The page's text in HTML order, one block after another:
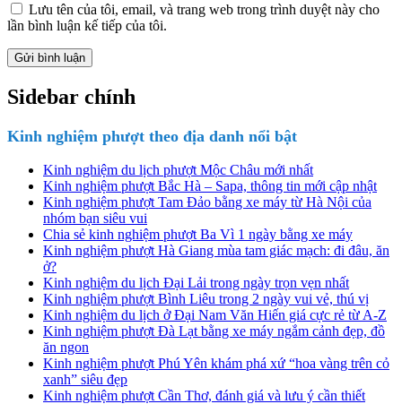
Lưu tên của tôi, email, và trang web trong trình duyệt này cho
lần bình luận kế tiếp của tôi.
Sidebar chính
Kinh nghiệm phượt theo địa danh nổi bật
Kinh nghiệm du lịch phượt Mộc Châu mới nhất
Kinh nghiệm phượt Bắc Hà – Sapa, thông tin mới cập nhật
Kinh nghiệm phượt Tam Đảo bằng xe máy từ Hà Nội của
nhóm bạn siêu vui
Chia sẻ kinh nghiệm phượt Ba Vì 1 ngày bằng xe máy
Kinh nghiệm phượt Hà Giang mùa tam giác mạch: đi đâu, ăn
ở?
Kinh nghiệm du lịch Đại Lải trong ngày trọn vẹn nhất
Kinh nghiệm phượt Bình Liêu trong 2 ngày vui vẻ, thú vị
Kinh nghiệm du lịch ở Đại Nam Văn Hiến giá cực rẻ từ A-Z
Kinh nghiệm phượt Đà Lạt bằng xe máy ngắm cảnh đẹp, đồ
ăn ngon
Kinh nghiệm phượt Phú Yên khám phá xứ “hoa vàng trên cỏ
xanh” siêu đẹp
Kinh nghiệm phượt Cần Thơ, đánh giá và lưu ý cần thiết